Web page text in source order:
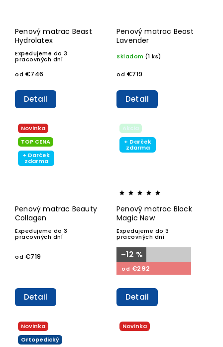
Penový matrac Beast
Hydrolatex
Expedujeme do 3
pracovných dní
od €746
Detail
Penový matrac Beast
Lavender
Skladom (1 ks)
od €719
Detail
Novinka
TOP CENA
+ Darček
zdarma
Penový matrac Beauty
Collagen
Expedujeme do 3
pracovných dní
od €719
Detail
Akcia
+ Darček
zdarma
Penový matrac Black
Magic New
Expedujeme do 3
pracovných dní
–12 %
od €292
Detail
Novinka
Ortopedický
Novinka